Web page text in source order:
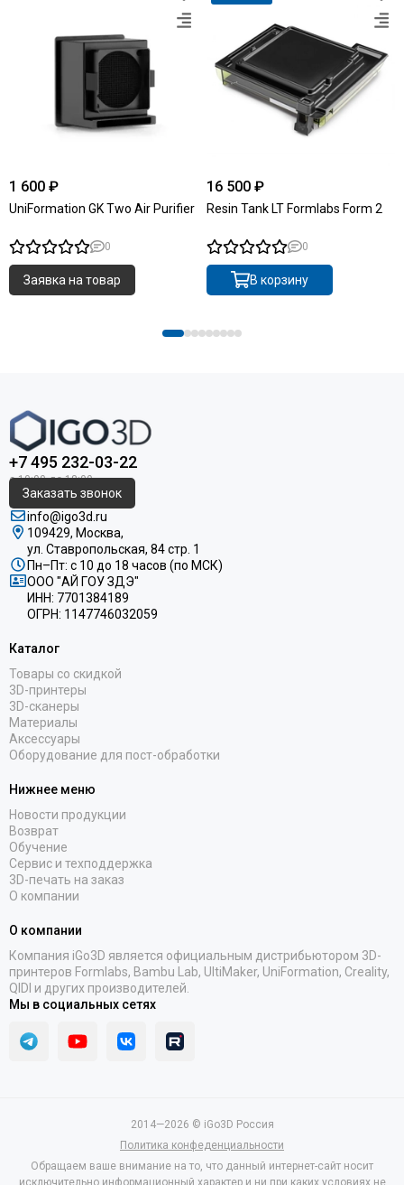
1 600 ₽
UniFormation GK Two Air Purifier
0
Заявка на товар
16 500 ₽
Resin Tank LT Formlabs Form 2
0
В корзину
+7 495 232-03-22
Заказать звонок
info@igo3d.ru
109429, Москва,
ул. Ставропольская, 84 стр. 1
Пн–Пт: с 10 до 18 часов (по МСК)
ООО "АЙ ГОУ ЗДЭ"
ИНН: 7701384189
ОГРН: 1147746032059
Каталог
Товары со скидкой
3D-принтеры
3D-сканеры
Материалы
Аксессуары
Оборудование для пост-обработки
Нижнее меню
Новости продукции
Возврат
Обучение
Сервис и техподдержка
3D-печать на заказ
О компании
О компании
Компания iGo3D является официальным дистрибьютором 3D-
принтеров Formlabs, Bambu Lab, UltiMaker, UniFormation, Creality,
QIDI и других производителей.
Мы в социальных сетях
2014—2026 © iGo3D Россия
Политика конфеденциальности
Обращаем ваше внимание на то, что данный интернет-сайт носит
исключительно информационный характер и ни при каких условиях не